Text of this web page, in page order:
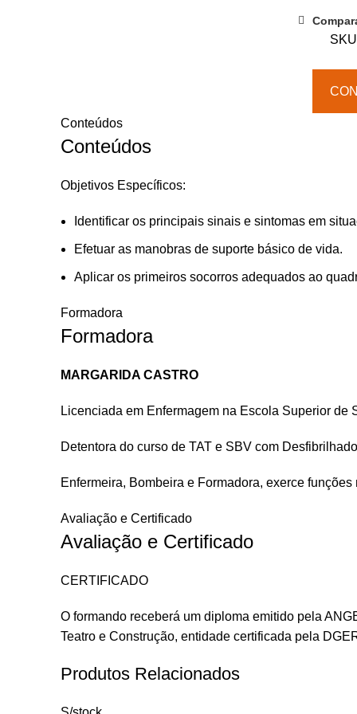
Conteúdos
Conteúdos
Objetivos Específicos:
Identificar os principais sinais e sintomas em
Efetuar as manobras de suporte básico de vida.
Aplicar os primeiros socorros adequados ao
Formadora
Formadora
MARGARIDA CASTRO
Licenciada em Enfermagem na Escola Superior
Detentora do curso de TAT e SBV com
Enfermeira, Bombeira e Formadora, exerce
Avaliação e Certificado
Avaliação e Certificado
CERTIFICADO
O formando receberá um diploma emitido pela
Teatro e Construção, entidade certificada pela
Produtos Relacionados